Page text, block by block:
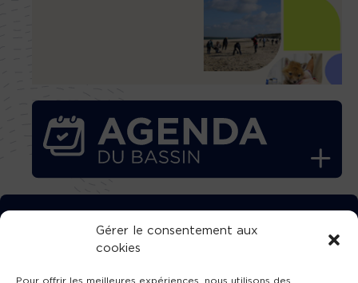
Gérer le consentement aux
cookies
Pour offrir les meilleures expériences, nous utilisons des
TÉLÉCHARGEZ GRATUITEMENT
L’APPLICATION TVBA !